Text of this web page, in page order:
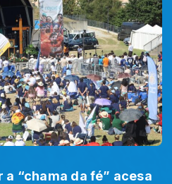
“chama da fé” acesa